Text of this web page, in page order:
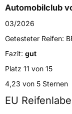
FahrzeugtypSUV
Verwendung
Modellname
Fahrzeugart
Weitere
Schlauchtyp TL
Automobilclub
03/2026
Getesteter Reifen:
Fazit: gut
Platz 11 von 15
4,23 von 5 Sternen
EU